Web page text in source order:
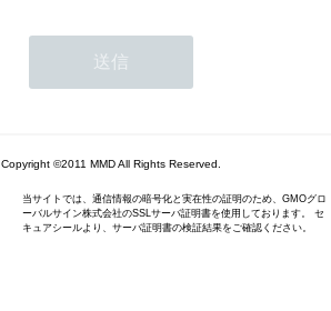
Copyright ©2011 MMD All Rights Reserved.
当サイトでは、通信情報の暗号化と実在性の証明のため、GMOグロ
ーバルサイン株式会社のSSLサーバ証明書を使用しております。 セ
キュアシールより、サーバ証明書の検証結果をご確認ください。